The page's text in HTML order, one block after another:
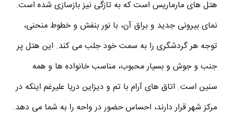
هتل های مارماریس است که به تازگی نیز بازسازی شده است.
نمای بیرونی جدید و براق آن، با نور بنفش و خطوط منحنی،
توجه هر گردشگری را به سمت خود جلب می کند. این هتل پر
جنب و جوش و بسیار محبوب، مناسب خانواده ها و همه
سنین است. اتاق ‌های آرام با تم و دیزاین دریا علیرغم اینکه در
مرکز شهر قرار دارند، احساس حضور در واحه‌ را به شما می دهد.